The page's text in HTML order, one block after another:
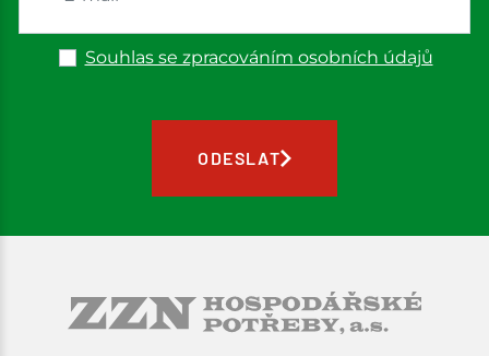
Souhlas se zpracováním osobních údajů
ODESLAT